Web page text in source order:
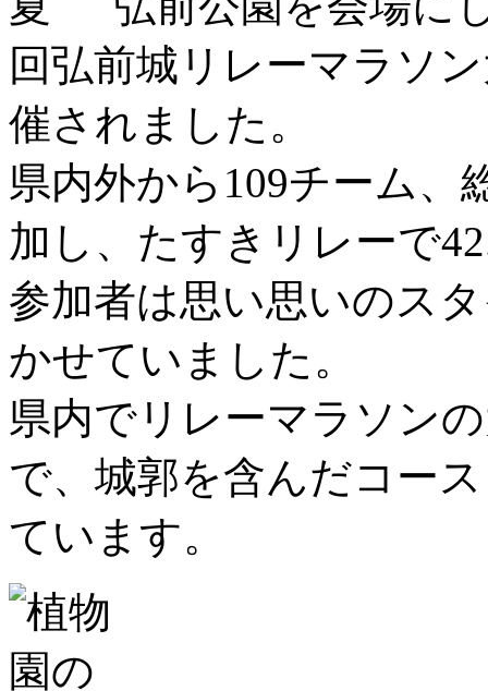
回弘前城リレーマラソ
催されました。
県内外から109チーム、
加し、たすきリレーで
参加者は思い思いのス
かせていました。
県内でリレーマラソン
で、城郭を含んだコー
ています。